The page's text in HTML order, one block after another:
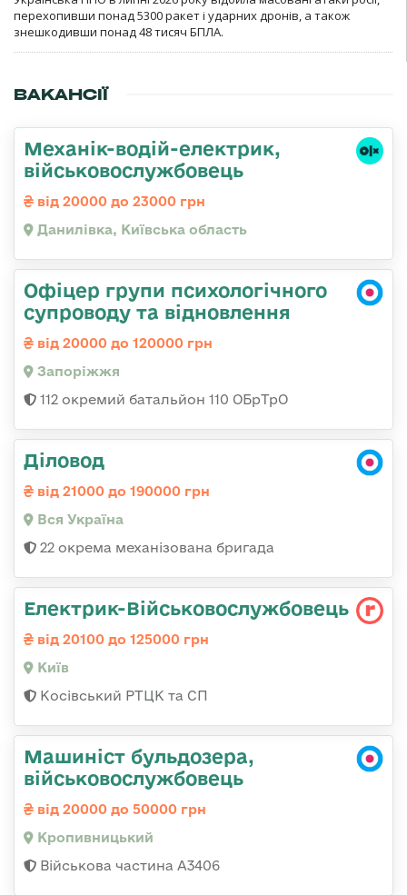
перехопивши понад 5300 ракет і ударних дронів, а також
знешкодивши понад 48 тисяч БПЛА.
ВАКАНСІЇ
Механік-водій-електрик,
військовослужбовець
від 20000 до 23000 грн
Данилівка, Київська область
Офіцер групи психологічного
супроводу та відновлення
від 20000 до 120000 грн
Запоріжжя
112 окремий батальйон 110 ОБрТрО
Діловод
від 21000 до 190000 грн
Вся Україна
22 окрема механізована бригада
Електрик-Військовослужбовець
від 20100 до 125000 грн
Київ
Косівський РТЦК та СП
Машиніст бульдозера,
військовослужбовець
від 20000 до 50000 грн
Кропивницький
Військова частина А3406